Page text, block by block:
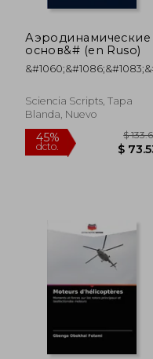
Аэродинамические
основ&# (en Ruso)
Sciencia Scripts, Tapa
Blanda, Nuevo